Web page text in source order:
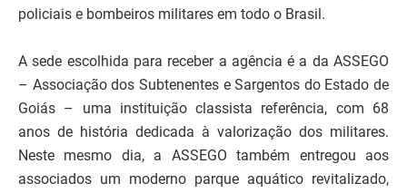
policiais e bombeiros militares em todo o Brasil.
A sede escolhida para receber a agência é a da ASSEGO
– Associação dos Subtenentes e Sargentos do Estado de
Goiás – uma instituição classista referência, com 68
anos de história dedicada à valorização dos militares.
Neste mesmo dia, a ASSEGO também entregou aos
associados um moderno parque aquático revitalizado,